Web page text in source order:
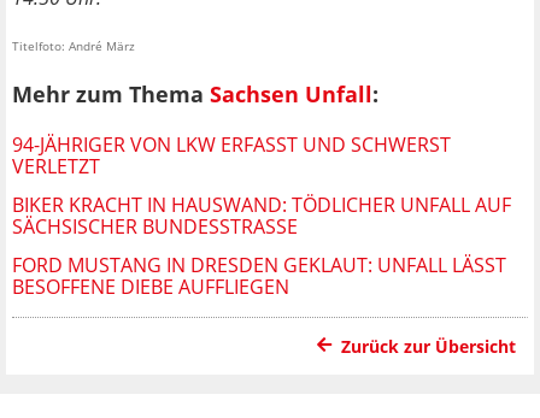
Titelfoto: André März
Mehr zum Thema Sachsen Unfall:
94-JÄHRIGER VON LKW ERFASST UND SCHWERST
VERLETZT
BIKER KRACHT IN HAUSWAND: TÖDLICHER UNFALL AUF
SÄCHSISCHER BUNDESSTRASSE
FORD MUSTANG IN DRESDEN GEKLAUT: UNFALL LÄSST
BESOFFENE DIEBE AUFFLIEGEN
Zurück zur Übersicht